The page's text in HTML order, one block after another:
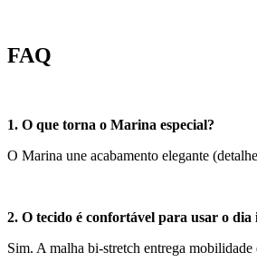
FAQ
1. O que torna o Marina especial?
O Marina une acabamento elegante
2. O tecido é confortável para usar o dia
Sim. A malha bi-stretch entrega